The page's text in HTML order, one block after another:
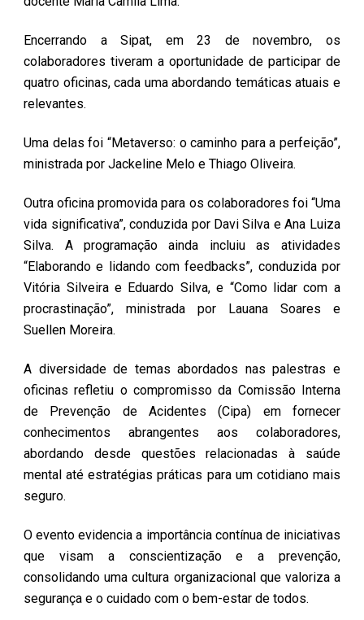
Encerrando a Sipat, em 23 de novembro, os
colaboradores tiveram a oportunidade de participar de
quatro oficinas, cada uma abordando temáticas atuais e
relevantes.
Uma delas foi “Metaverso: o caminho para a perfeição”,
ministrada por Jackeline Melo e Thiago Oliveira.
Outra oficina promovida para os colaboradores foi “Uma
vida significativa”, conduzida por Davi Silva e Ana Luiza
Silva. A programação ainda incluiu as atividades
“Elaborando e lidando com feedbacks”, conduzida por
Vitória Silveira e Eduardo Silva, e “Como lidar com a
procrastinação”, ministrada por Lauana Soares e
Suellen Moreira.
A diversidade de temas abordados nas palestras e
oficinas refletiu o compromisso da Comissão Interna
de Prevenção de Acidentes (Cipa) em fornecer
conhecimentos abrangentes aos colaboradores,
abordando desde questões relacionadas à saúde
mental até estratégias práticas para um cotidiano mais
seguro.
O evento evidencia a importância contínua de iniciativas
que visam a conscientização e a prevenção,
consolidando uma cultura organizacional que valoriza a
segurança e o cuidado com o bem-estar de todos.